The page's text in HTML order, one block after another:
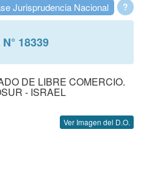
?
Jurisprudencia Nacional
N° 18339
DE LIBRE COMERCIO.
- ISRAEL
Ver Imagen del D.O.